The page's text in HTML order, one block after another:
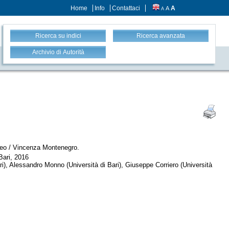
Home Info Contattaci A A A
Ricerca su indici Ricerca avanzata
Archivio di Autorità